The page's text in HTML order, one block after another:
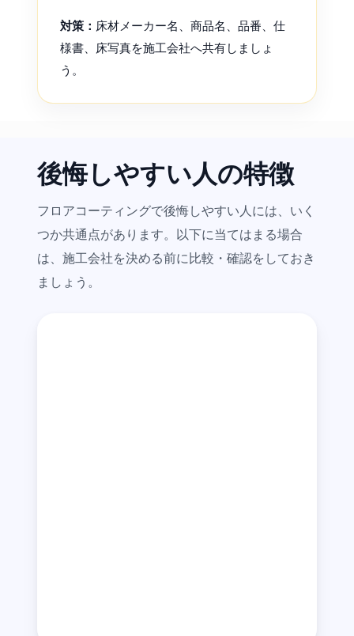
対策： 床材メーカー名、商品名、品番、仕
様書、床写真を施工会社へ共有しましょ
う。
後悔しやすい人の特徴
フロアコーティングで後悔しやすい人には、いく
つか共通点があります。以下に当てはまる場合
は、施工会社を決める前に比較・確認をしておき
ましょう。